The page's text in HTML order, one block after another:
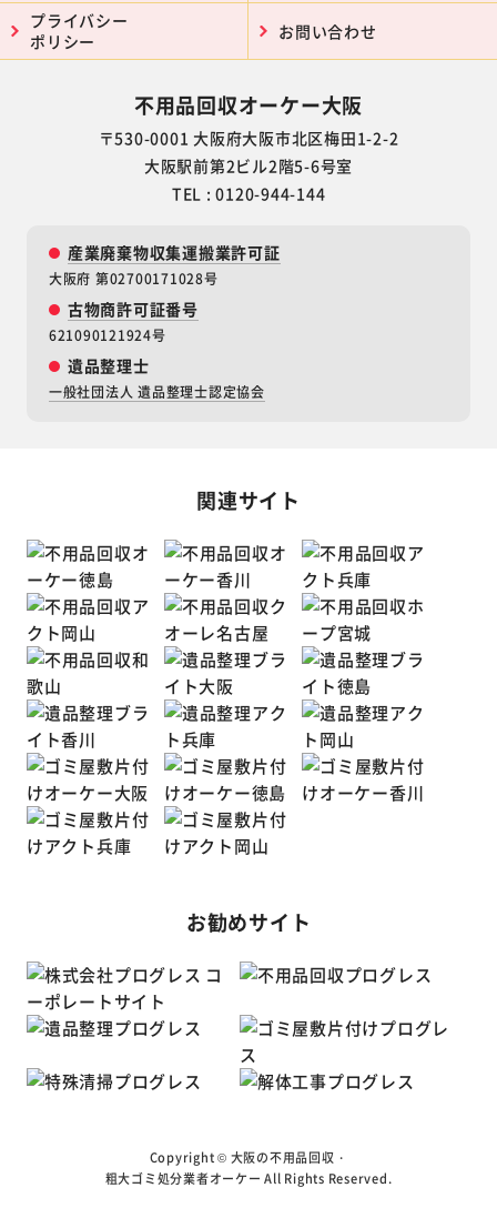
プライバシー
ポリシー
お問い合わせ
不用品回収オーケー大阪
〒530-0001 大阪府大阪市北区梅田1-2-2
大阪駅前第2ビル2階5-6号室
TEL : 0120-944-144
産業廃棄物収集運搬業許可証
大阪府 第02700171028号
古物商許可証番号
621090121924号
遺品整理士
一般社団法人 遺品整理士認定協会
関連サイト
お勧めサイト
Copyright © 大阪の不用品回収・
粗大ゴミ処分業者オーケー All Rights Reserved.